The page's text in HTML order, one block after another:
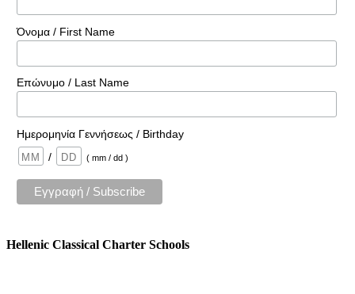
Όνομα / First Name
Επώνυμο / Last Name
Ημερομηνία Γεννήσεως / Birthday
/
( mm / dd )
Hellenic Classical Charter Schools